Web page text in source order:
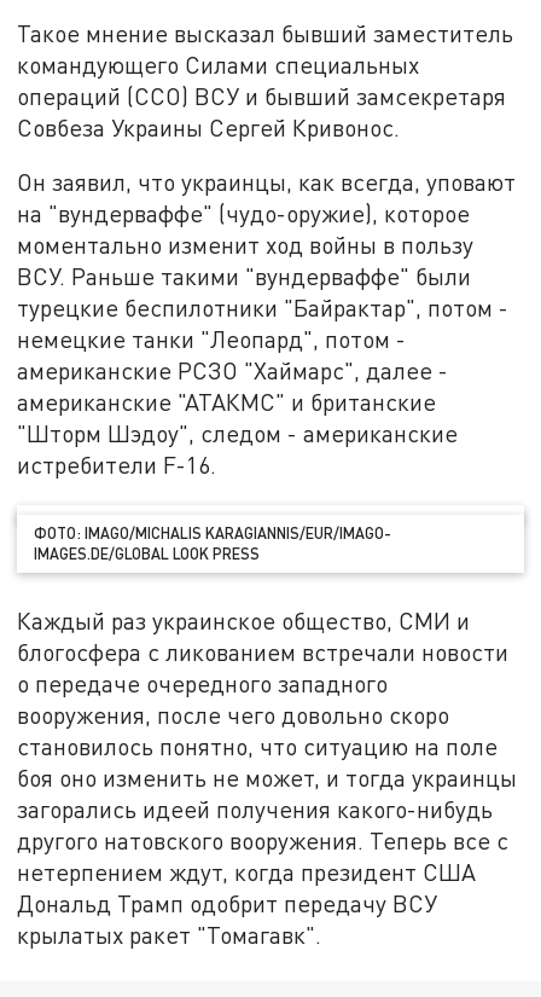
Такое мнение высказал бывший заместитель
командующего Силами специальных
операций (ССО) ВСУ и бывший замсекретаря
Совбеза Украины Сергей Кривонос.
Он заявил, что украинцы, как всегда, уповают
на "вундерваффе" (чудо-оружие), которое
моментально изменит ход войны в пользу
ВСУ. Раньше такими "вундерваффе" были
турецкие беспилотники "Байрактар", потом -
немецкие танки "Леопард", потом -
американские РСЗО "Хаймарс", далее -
американские "АТАКМС" и британские
"Шторм Шэдоу", следом - американские
истребители F-16.
ФОТО: IMAGO/MICHALIS KARAGIANNIS/EUR/IMAGO-
IMAGES.DE/GLOBAL LOOK PRESS
Каждый раз украинское общество, СМИ и
блогосфера с ликованием встречали новости
о передаче очередного западного
вооружения, после чего довольно скоро
становилось понятно, что ситуацию на поле
боя оно изменить не может, и тогда украинцы
загорались идеей получения какого-нибудь
другого натовского вооружения. Теперь все с
нетерпением ждут, когда президент США
Дональд Трамп одобрит передачу ВСУ
крылатых ракет "Томагавк".